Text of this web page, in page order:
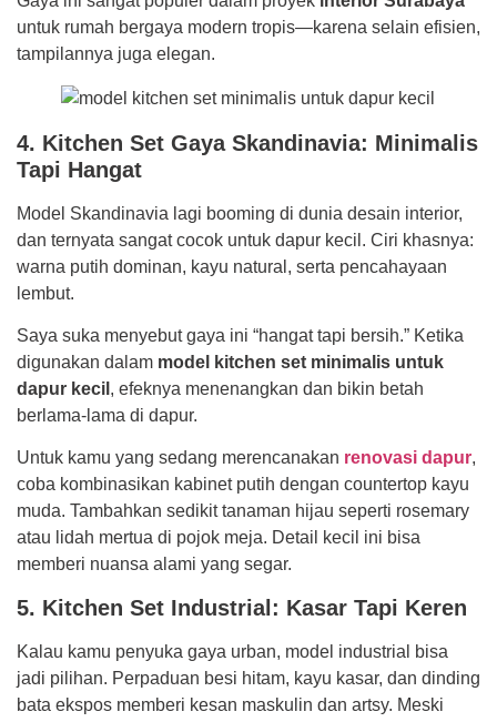
untuk rumah bergaya modern tropis—karena selain efisien,
tampilannya juga elegan.
4. Kitchen Set Gaya Skandinavia: Minimalis
Tapi Hangat
Model Skandinavia lagi booming di dunia desain interior,
dan ternyata sangat cocok untuk dapur kecil. Ciri khasnya:
warna putih dominan, kayu natural, serta pencahayaan
lembut.
Saya suka menyebut gaya ini “hangat tapi bersih.” Ketika
digunakan dalam model kitchen set minimalis untuk
dapur kecil , efeknya menenangkan dan bikin betah
berlama-lama di dapur.
Untuk kamu yang sedang merencanakan renovasi dapur,
coba kombinasikan kabinet putih dengan countertop kayu
muda. Tambahkan sedikit tanaman hijau seperti rosemary
atau lidah mertua di pojok meja. Detail kecil ini bisa
memberi nuansa alami yang segar.
5. Kitchen Set Industrial: Kasar Tapi Keren
Kalau kamu penyuka gaya urban, model industrial bisa
jadi pilihan. Perpaduan besi hitam, kayu kasar, dan dinding
bata ekspos memberi kesan maskulin dan artsy. Meski